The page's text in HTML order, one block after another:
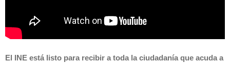
El INE está listo para recibir a toda la ciudadanía que acuda a